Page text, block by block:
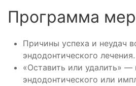
Программа
Причины успеха и неудач
эндодонтического лечения.
«Оставить или удалить» —
эндодонтического или